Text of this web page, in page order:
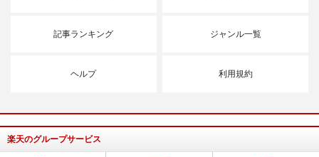
記事ランキング ジャンル一覧
ヘルプ 利用規約
楽天のグループサービス